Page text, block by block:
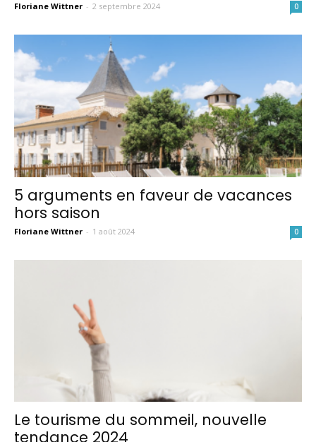
Floriane Wittner - 2 septembre 2024 0
5 arguments en faveur de vacances
hors saison
Floriane Wittner - 1 août 2024 0
Le tourisme du sommeil, nouvelle
tendance 2024